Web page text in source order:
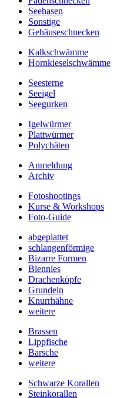
Seehasen
Sonstige
Gehäuseschnecken
Kalkschwämme
Hornkieselschwämme
Seesterne
Seeigel
Seegurken
Igelwürmer
Plattwürmer
Polychäten
Anmeldung
Archiv
Fotoshootings
Kurse & Workshops
Foto-Guide
abgeplattet
schlangenförmige
Bizarre Formen
Blennies
Drachenköpfe
Grundeln
Knurrhähne
weitere
Brassen
Lippfische
Barsche
weitere
Schwarze Korallen
Steinkorallen